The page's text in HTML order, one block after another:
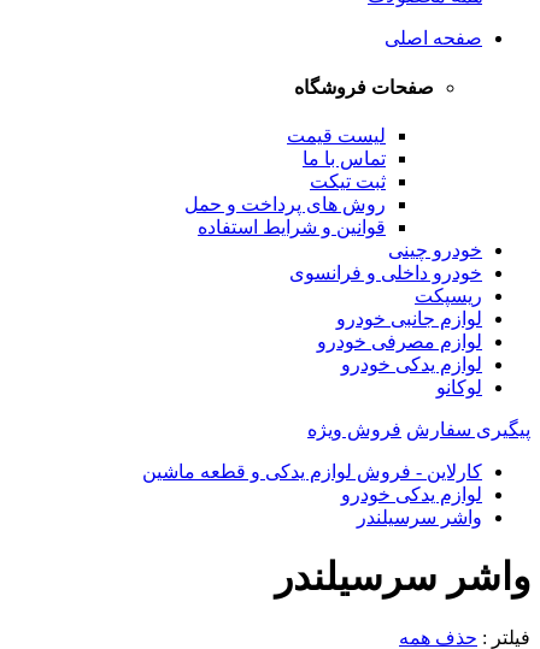
صفحه اصلی
صفحات فروشگاه
لیست قیمت
تماس با ما
ثبت تیکت
روش های پرداخت و حمل
قوانین و شرایط استفاده
خودرو چینی
خودرو داخلی و فرانسوی
ریسپکت
لوازم جانبی خودرو
لوازم مصرفی خودرو
لوازم یدکی خودرو
لوکانو
پیگیری سفارش فروش ویژه
کارلاین - فروش لوازم یدکی و قطعه ماشین
لوازم یدکی خودرو
واشر سرسیلندر
واشر سرسیلندر
فیلتر : حذف همه